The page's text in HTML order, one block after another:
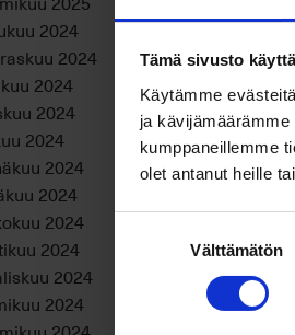
Tämä sivusto
Käytämme
ja
kumppaneillemme
olet antanut heille
Välttämätön
2024
2024
2024
2024
2024
2024
2024
2024
2024
2024
2024